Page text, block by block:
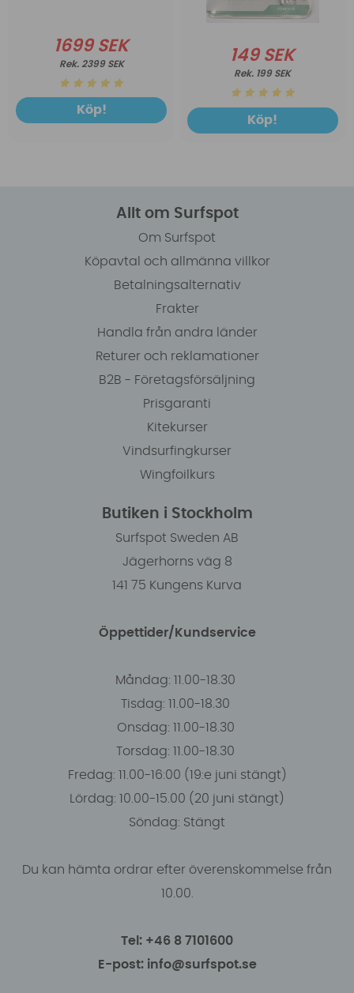
1699 SEK
2399 SEK
Köp!
149 SEK
199 SEK
Köp!
Allt om Surfspot
Om Surfspot
Köpavtal och allmänna villkor
Betalningsalternativ
Frakter
Handla från andra länder
Returer och reklamationer
B2B - Företagsförsäljning
Prisgaranti
Kitekurser
Vindsurfingkurser
Wingfoilkurs
Butiken i Stockholm
Surfspot Sweden AB
Jägerhorns väg 8
141 75 Kungens Kurva
Öppettider/Kundservice
Måndag: 11.00-18.30
Tisdag: 11.00-18.30
Onsdag: 11.00-18.30
Torsdag: 11.00-18.30
Fredag: 11.00-16:00 (19:e juni stängt)
Lördag: 10.00-15.00 (20 juni stängt)
Söndag: Stängt
Du kan hämta ordrar efter överenskommelse från
10.00.
Tel: +46 8 7101600
E-post: info@surfspot.se